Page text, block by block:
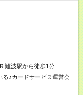
難波駅から徒歩1分
る♪カードサービス運営会